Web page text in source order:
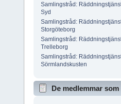
Samlingstråd:
Syd
Samlingstråd:
Storgöteborg
Samlingstråd:
Trelleborg
Samlingstråd:
Sörmlandskusten
De medlemmar